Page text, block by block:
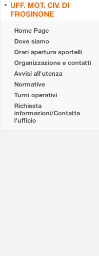
UFF. MOT. CIV. DI
FROSINONE
Home Page
Dove siamo
Orari apertura sportelli
Organizzazione e contatti
Avvisi all'utenza
Normative
Turni operativi
Richiesta
informazioni/Contatta
l'ufficio